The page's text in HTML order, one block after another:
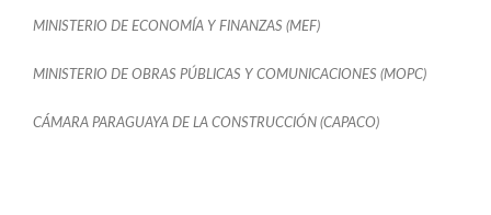
MINISTERIO DE ECONOMÍA Y FINANZAS (MEF)
MINISTERIO DE OBRAS PÚBLICAS Y COMUNICACIONES (MOPC)
CÁMARA PARAGUAYA DE LA CONSTRUCCIÓN (CAPACO)